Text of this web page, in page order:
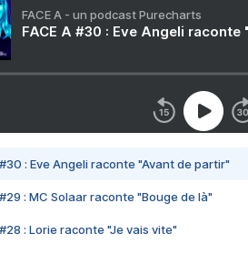
FACE A - un podcast Purecharts
FACE A #30 : Eve Angeli
#30 : Eve Angeli raconte "Avant de partir"
#29 : MC Solaar raconte "Bouge de là"
#28 : Lorie raconte "Je vais vite"